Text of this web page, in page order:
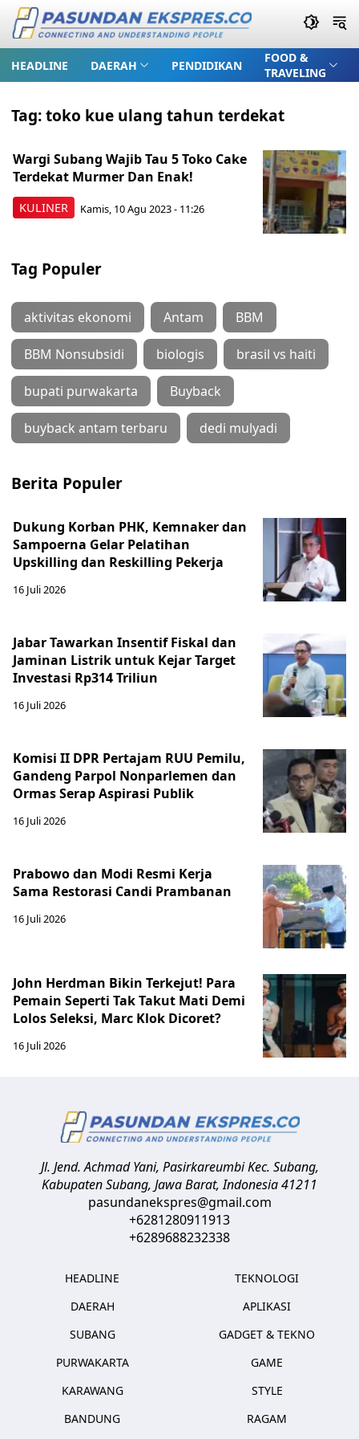
HEADLINE DAERAH PENDIDIKAN
FOOD &
TRAVELING
Tag:toko kue ulang tahun terdekat
KULINER
Wargi Subang Wajib Tau 5 Toko Cake
Terdekat Murmer Dan Enak!
Kamis, 10 Agu 2023 - 11:26
Tag Populer
aktivitas ekonomi Antam BBM
BBM Nonsubsidi biologis brasil vs haiti
bupati purwakarta Buyback
buyback antam terbaru dedi mulyadi
Berita Populer
Dukung Korban PHK, Kemnaker dan
Sampoerna Gelar Pelatihan
Upskilling dan Reskilling Pekerja
16 Juli 2026
Jabar Tawarkan Insentif Fiskal dan
Jaminan Listrik untuk Kejar Target
Investasi Rp314 Triliun
16 Juli 2026
Komisi II DPR Pertajam RUU Pemilu,
Gandeng Parpol Nonparlemen dan
Ormas Serap Aspirasi Publik
16 Juli 2026
Prabowo dan Modi Resmi Kerja
Sama Restorasi Candi Prambanan
16 Juli 2026
John Herdman Bikin Terkejut! Para
Pemain Seperti Tak Takut Mati Demi
Lolos Seleksi, Marc Klok Dicoret?
16 Juli 2026
Jl. Jend. Achmad Yani, Pasirkareumbi Kec. Subang,
Kabupaten Subang, Jawa Barat,Indonesia41211
pasundanekspres@gmail.com
+6281280911913
+6289688232338
HEADLINE
DAERAH
SUBANG
PURWAKARTA
KARAWANG
BANDUNG
TEKNOLOGI
APLIKASI
GADGET & TEKNO
GAME
STYLE
RAGAM